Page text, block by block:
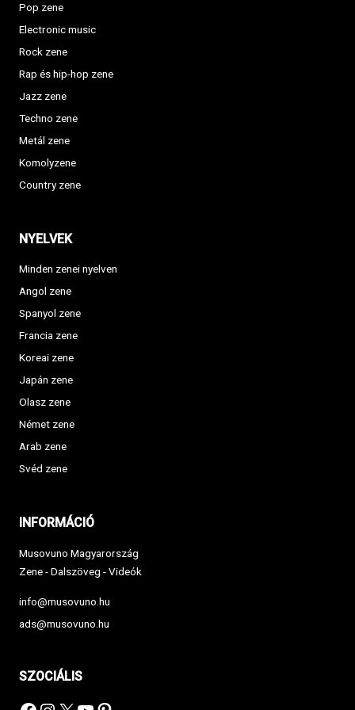
Pop zene
Electronic music
Rock zene
Rap és hip-hop zene
Jazz zene
Techno zene
Metál zene
Komolyzene
Country zene
NYELVEK
Minden zenei nyelven
Angol zene
Spanyol zene
Francia zene
Koreai zene
Japán zene
Olasz zene
Német zene
Arab zene
Svéd zene
INFORMÁCIÓ
Musovuno Magyarország
Zene - Dalszöveg - Videók
info@musovuno.hu
ads@musovuno.hu
SZOCIÁLIS